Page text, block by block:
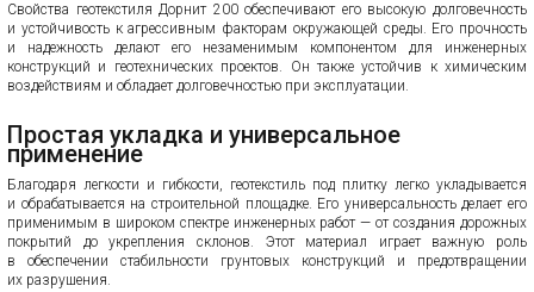
Свойства геотекстиля Дорнит 200 обеспечивают его высокую долговечность
и устойчивость к агрессивным факторам окружающей среды. Его прочность
и надежность делают его незаменимым компонентом для инженерных
конструкций и геотехнических проектов. Он также устойчив к химическим
воздействиям и обладает долговечностью при эксплуатации.
Простая укладка и универсальное
применение
Благодаря легкости и гибкости, геотекстиль под плитку легко укладывается
и обрабатывается на строительной площадке. Его универсальность делает его
применимым в широком спектре инженерных работ — от создания дорожных
покрытий до укрепления склонов. Этот материал играет важную роль
в обеспечении стабильности грунтовых конструкций и предотвращении
их разрушения.